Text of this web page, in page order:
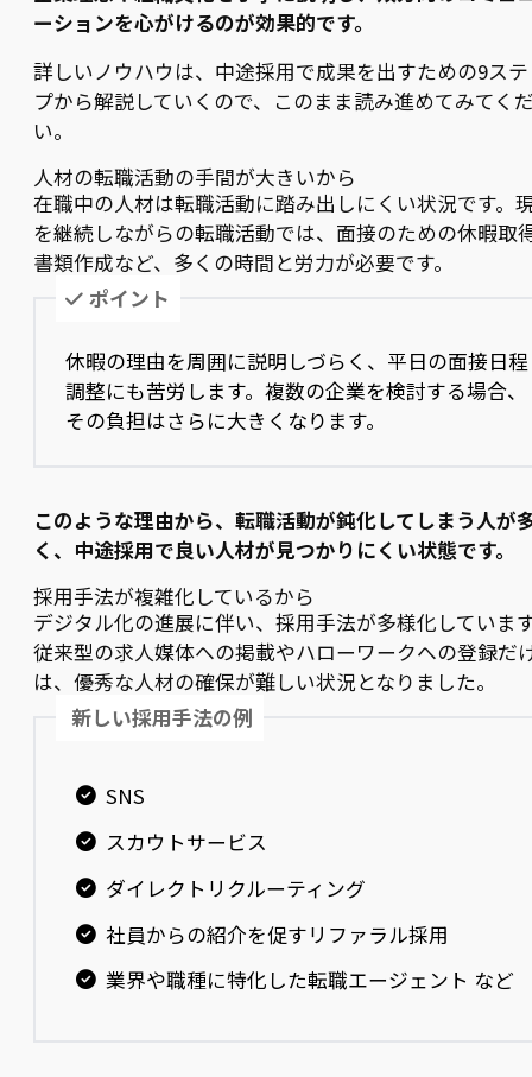
ーションを心がけるのが効果的です。
詳しいノウハウは、中途採用で成果を出すための9ス
プから解説していくので、このまま読み進めてみてく
い。
人材の転職活動の手間が大きいから
在職中の人材は転職活動に踏み出しにくい状況です。
を継続しながらの転職活動では、面接のための休暇取
書類作成など、多くの時間と労力が必要です。
ポイント
休暇の理由を周囲に説明しづらく、平日の面接日程
調整にも苦労します。複数の企業を検討する場合、
その負担はさらに大きくなります。
このような理由から、転職活動が鈍化してしまう人が
く、中途採用で良い人材が見つかりにくい状態です。
採用手法が複雑化しているから
デジタル化の進展に伴い、採用手法が多様化していま
従来型の求人媒体への掲載やハローワークへの登録だ
は、優秀な人材の確保が難しい状況となりました。
新しい採用手法の例
SNS
スカウトサービス
ダイレクトリクルーティング
社員からの紹介を促すリファラル採用
業界や職種に特化した転職エージェント など